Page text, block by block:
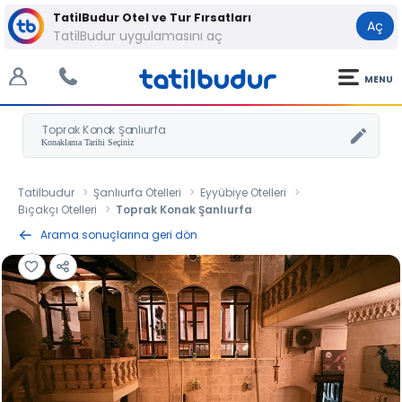
TatilBudur Otel ve Tur Fırsatları
TatilBudur uygulamasını aç
Aç
MENU
Toprak Konak Şanlıurfa
Tatilbudur Şanlıurfa Otelleri
Eyyübiye Otelleri
Bıçakçı Otelleri
Toprak Konak Şanlıurfa
Arama sonuçlarına geri dön